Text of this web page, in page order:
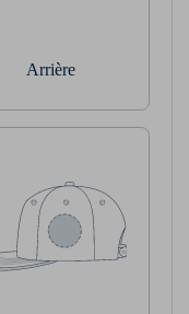
Arrière